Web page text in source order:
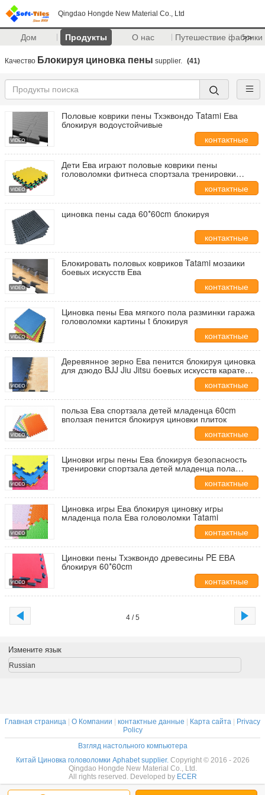
Qingdao Hongde New Material Co., Ltd
Дом Продукты О нас Путешествие фабрики
>>
Качество Блокируя циновка пены supplier. (41)
Половые коврики пены Тхэквондо Tatami Ева
блокируя водоустойчивые
контактные
данные
Дети Ева играют половые коврики пены
головоломки фитнеса спортзала тренировки
контактные
данные
циновка пены сада 60*60cm блокируя
контактные
данные
Блокировать половых ковриков Tatami мозаики
боевых искусств Ева
контактные
данные
Циновка пены Ева мягкого пола разминки гаража
головоломки картины t блокируя
контактные
данные
Деревянное зерно Ева пенится блокируя циновка
для дзюдо BJJ Jiu Jitsu боевых искусств карате
контактные
данные
польза Ева спортзала детей младенца 60cm
вползая пенится блокируя циновки плиток
контактные
данные
Циновки игры пены Ева блокируя безопасность
тренировки спортзала детей младенца пола
контактные
данные
Циновка игры Ева блокируя циновку игры
младенца пола Ева головоломки Tatami
контактные
данные
Циновки пены Тхэквондо древесины PE ЕВА
блокируя 60*60cm
контактные
данные
4 / 5
Измените язык
Russian
Главная страница О Компании контактные данные Карта сайта
Privacy
Policy
Взгляд настольного компьютера
Китай Циновка головоломки Aphabet supplier. Copyright © 2016 - 2026
Qingdao Hongde New Material Co., Ltd.
All rights reserved. Developed by ECER